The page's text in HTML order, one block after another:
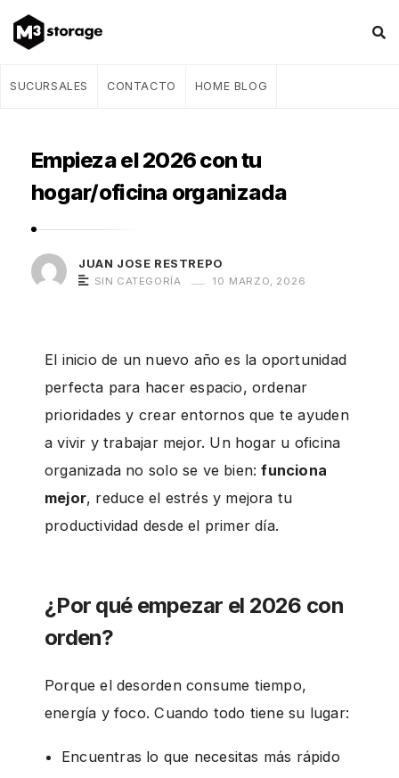
M
SUCURSALES CONTACTO HOME BLOG
Empieza el 2026 con tu
hogar/oficina organizada
JUAN JOSE RESTREPO
SIN CATEGORÍA 10 MARZO, 2026
El inicio de un nuevo año es la oportunidad
perfecta para hacer espacio, ordenar
prioridades y crear entornos que te ayuden
a vivir y trabajar mejor. Un hogar u oficina
organizada no solo se ve bien:funciona
mejor, reduce el estrés y mejora tu
productividad desde el primer día.
¿Por qué empezar el 2026 con
orden?
Porque el desorden consume tiempo,
energía y foco. Cuando todo tiene su lugar:
Encuentras lo que necesitas más rápido